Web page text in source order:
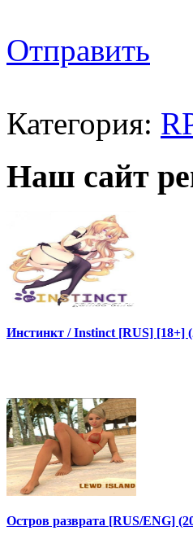
Отправить
Категория:
Наш сайт
Инстинкт / Instinct [RUS] [18+]
Остров разврата [RUS/ENG]